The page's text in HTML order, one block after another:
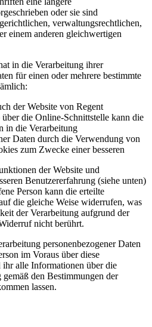
oder sie sind
verwaltungsrechtlichen,
einem anderen gleichwertigen
in die Verarbeitung ihrer
für einen oder mehrere bestimmte
der Website von Regent
die Online-Schnittstelle kann die
in die Verarbeitung
Daten durch die Verwendung von
zum Zwecke einer besseren
der Website und
Benutzererfahrung (siehe unten)
Person kann die erteilte
die gleiche Weise widerrufen, was
der Verarbeitung aufgrund der
nicht berührt.
personenbezogener Daten
im Voraus über diese
alle Informationen über die
den Bestimmungen der
lassen.